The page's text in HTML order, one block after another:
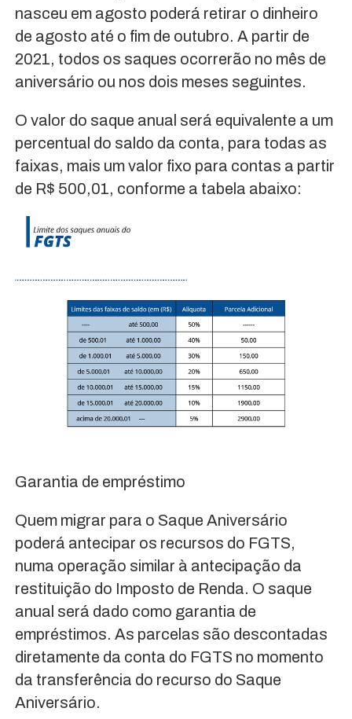
nasceu em agosto poderá retirar o dinheiro
de agosto até o fim de outubro. A partir de
2021, todos os saques ocorrerão no mês de
aniversário ou nos dois meses seguintes.
O valor do saque anual será equivalente a um
percentual do saldo da conta, para todas as
faixas, mais um valor fixo para contas a partir
de R$ 500,01, conforme a tabela abaixo:
Garantia de empréstimo
Quem migrar para o Saque Aniversário
poderá antecipar os recursos do FGTS,
numa operação similar à antecipação da
restituição do Imposto de Renda. O saque
anual será dado como garantia de
empréstimos. As parcelas são descontadas
diretamente da conta do FGTS no momento
da transferência do recurso do Saque
Aniversário.